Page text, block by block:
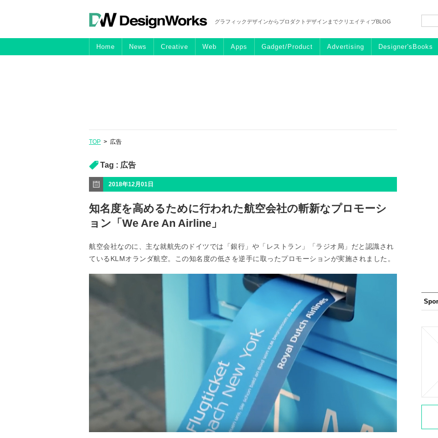
グラフィックデザインからプロダクトデザインまでクリエイティブBLOG
Home News Creative Web Apps Gadget/Product Advertising Designer'sBooks
TOP > 広告
Tag : 広告
2018年12月01日
知名度を高めるために行われた航空会社の斬新なプロモーシ
ョン「We Are An Airline」
航空会社なのに、主な就航先のドイツでは「銀行」や「レストラン」「ラジオ局」だと認識され
ているKLMオランダ航空。この知名度の低さを逆手に取ったプロモーションが実施されました。